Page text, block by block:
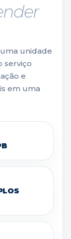
unidade
serviço
e
em uma